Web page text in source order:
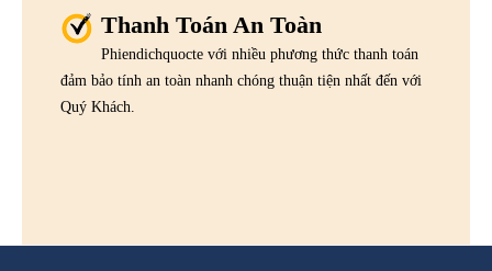
Thanh Toán An Toàn
Phiendichquocte với nhiều phương thức thanh toán
đảm bảo tính an toàn nhanh chóng thuận tiện nhất đến với
Quý Khách.